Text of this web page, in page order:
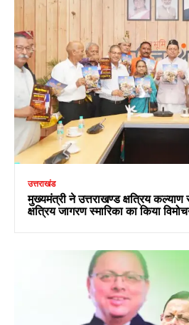
उत्तराखंड
मुख्यमंत्री ने उत्तराखण्ड क्षत्रिय
क्षत्रिय जागरण स्मारिका का किया